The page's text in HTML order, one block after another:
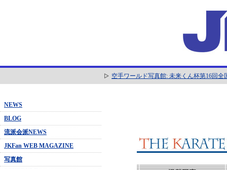
空手ワールド写真館: 未来くん杯第16回
NEWS
BLOG
流派会派NEWS
JKFan WEB MAGAZINE
写真館